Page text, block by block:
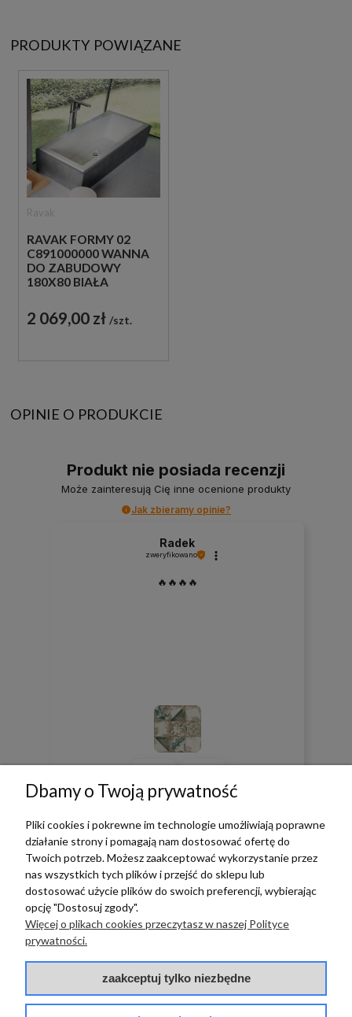
PRODUKTY POWIĄZANE
RAVAK FORMY 02
C891000000 WANNA
DO ZABUDOWY
180X80 BIAŁA
2 069,00 zł szt.
OPINIE O PRODUKCIE
Produkt nie posiada recenzji
Może zainteresują Cię inne ocenione produkty
Jak zbieramy opinie?
Radek
zweryfikowano
🔥🔥🔥🔥
zebranych i zweryfikowanych przez
TERRADECO
BAZA WIEDZY
Dbamy o Twoją prywatność
Pliki cookies i pokrewne im technologie umożliwiają poprawne
działanie strony i pomagają nam dostosować ofertę do
Twoich potrzeb. Możesz zaakceptować wykorzystanie przez
nas wszystkich tych plików i przejść do sklepu lub
dostosować użycie plików do swoich preferencji, wybierając
opcję "Dostosuj zgody".
Więcej o plikach cookies przeczytasz w naszej Polityce
prywatności.
zaakceptuj tylko niezbędne